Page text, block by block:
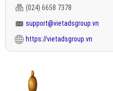
(024) 6658 7378
support@vietadsgroup.vn
https://vietadsgroup.vn